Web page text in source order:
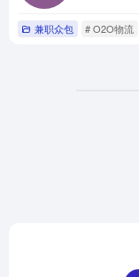
兼职众包 # O2O物流